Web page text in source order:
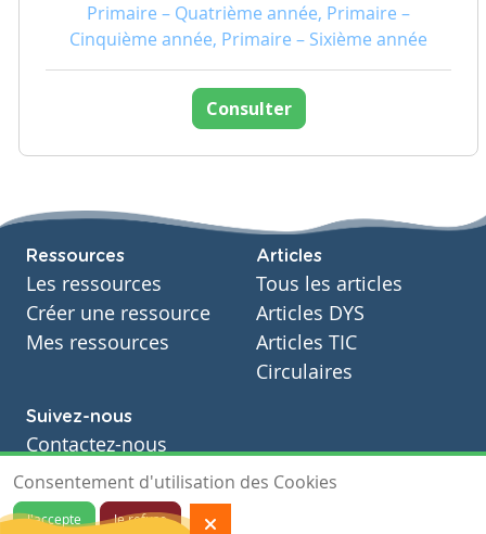
Primaire – Quatrième année, Primaire –
Cinquième année, Primaire – Sixième année
Consulter
Ressources
Les ressources
Créer une ressource
Mes ressources
Articles
Tous les articles
Articles DYS
Articles TIC
Circulaires
Suivez-nous
Contactez-nous
Soutien scolaire
Notre page Facebook
Consentement d'utilisation des Cookies
J'accepte Je refuse